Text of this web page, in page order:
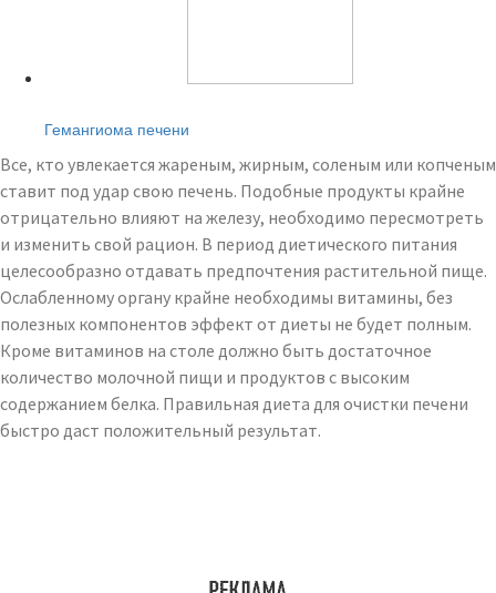
Гемангиома печени
Все, кто увлекается жареным, жирным, соленым или копченым
ставит под удар свою печень. Подобные продукты крайне
отрицательно влияют на железу, необходимо пересмотреть
и изменить свой рацион. В период диетического питания
целесообразно отдавать предпочтения растительной пище.
Ослабленному органу крайне необходимы витамины, без
полезных компонентов эффект от диеты не будет полным.
Кроме витаминов на столе должно быть достаточное
количество молочной пищи и продуктов с высоким
содержанием белка. Правильная диета для очистки печени
быстро даст положительный результат.